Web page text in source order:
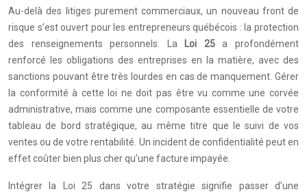
Au-delà des litiges purement commerciaux, un nouveau front de
risque s’est ouvert pour les entrepreneurs québécois : la protection
des renseignements personnels. La
Loi 25a profondément
renforcé les obligations des entreprises en la matière, avec des
sanctions pouvant être très lourdes en cas de manquement. Gérer
la conformité à cette loi ne doit pas être vu comme une corvée
administrative, mais comme une composante essentielle de votre
tableau de bord stratégique, au même titre que le suivi de vos
ventes ou de votre rentabilité. Un incident de confidentialité peut en
effet coûter bien plus cher qu’une facture impayée.
Intégrer la Loi 25 dans votre stratégie signifie passer d’une